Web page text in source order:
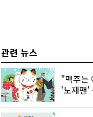
관련 뉴스
"맥주는
'노재팬'